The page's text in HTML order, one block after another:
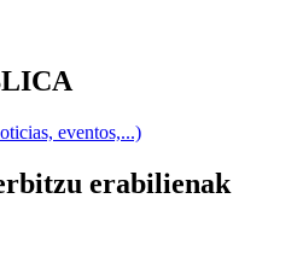
eventos,...)
erabilienak